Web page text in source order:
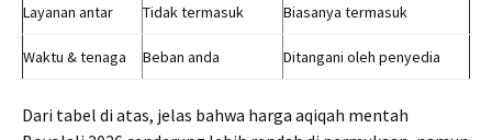
Layanan antar Tidak termasuk Biasanya termasuk
Waktu & tenaga Beban anda Ditangani oleh penyedia
Dari tabel di atas, jelas bahwa harga aqiqah mentah